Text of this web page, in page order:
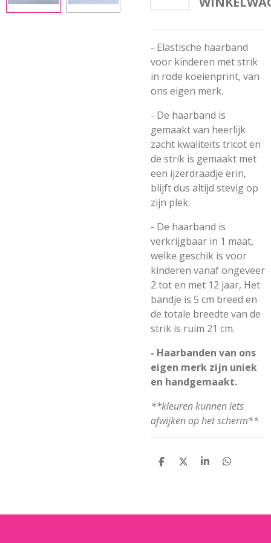
- Elastische haarband
voor kinderen met strik
in rode koeienprint, van
ons eigen merk.
- De haarband is
gemaakt van heerlijk
zacht kwaliteits tricot en
de strik is gemaakt met
een ijzerdraadje erin,
blijft dus altijd stevig op
zijn plek.
- De haarband is
verkrijgbaar in 1 maat,
welke geschik is voor
kinderen vanaf ongeveer
2 tot en met 12 jaar, Het
bandje is 5 cm breed en
de totale breedte van de
strik is ruim 21 cm.
- Haarbanden van ons
eigen merk zijn uniek
en handgemaakt.
**kleuren kunnen iets
afwijken op het scherm**
D
D
S
D